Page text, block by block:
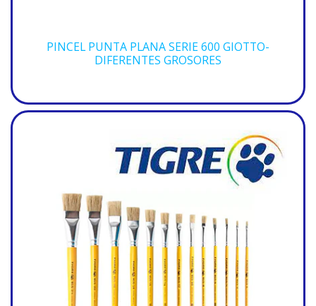
PINCEL PUNTA PLANA SERIE 600 GIOTTO-
DIFERENTES GROSORES